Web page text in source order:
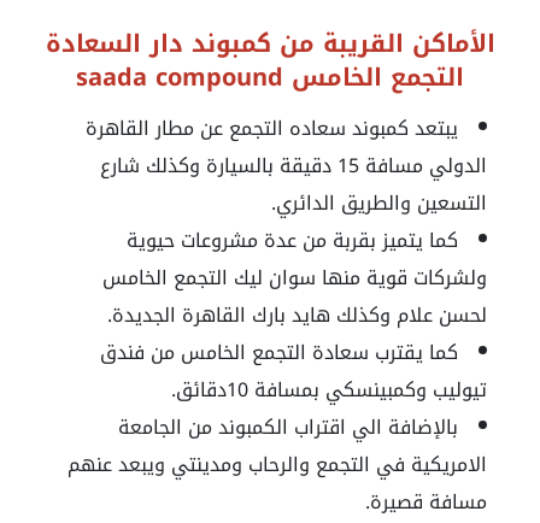
الأماكن القريبة من كمبوند دار السعادة
التجمع الخامس saada compound
يبتعد كمبوند سعاده التجمع عن مطار القاهرة
الدولي مسافة 15 دقيقة بالسيارة وكذلك شارع
التسعين والطريق الدائري.
كما يتميز بقربة من عدة مشروعات حيوية
ولشركات قوية منها سوان ليك التجمع الخامس
لحسن علام وكذلك هايد بارك القاهرة الجديدة.
كما يقترب سعادة التجمع الخامس من فندق
تيوليب وكمبينسكي بمسافة 10دقائق.
بالإضافة الي اقتراب الكمبوند من الجامعة
الامريكية في التجمع والرحاب ومدينتي ويبعد عنهم
مسافة قصيرة.